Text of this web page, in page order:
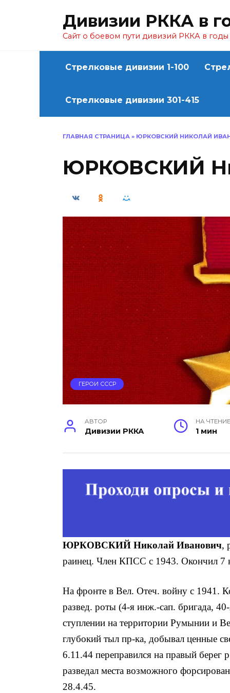
Дивизии РККА в
Сайт о боевом пути дивизий РККА в
Стрелковые дивизии 1-100
Стрелковые дивизии 301-415
ГЛАВНАЯ СТРАНИЦА » ЮРКОВСКИЙ НИКОЛАЙ
ЮРКОВСКИЙ
ГЕРОИ СССР
АВТОР
Дивизии РККА
НА ЧТЕНИЕ
1 мин
ЮРКОВСКИЙ Николай Иванович,
раинец. Член КПСС с 1943. Окончил 7
На фронте в Вел. Отеч. войну с 1941.
развед. роты (4-я инж.-сап. бригада,
ступлении на территории Румынии и
глубокий тыл пр-ка, добы­вал ценные
6.11.44 переправил­ся на правый берег
разве­дал места возможного
28.4.45.